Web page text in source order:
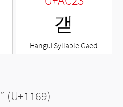
갣
Hangul Syllable Gaed
“ (U+1169)